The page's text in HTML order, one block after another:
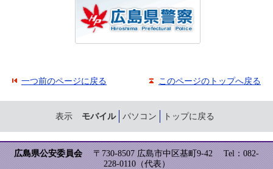
一つ前のページに戻る このページのトップへ戻る
表示 モバイル パソコン トップに戻る
広島県公安委員会 〒730-8507 広島市中区基町9-42
Tel：082-
228-0110（代表）